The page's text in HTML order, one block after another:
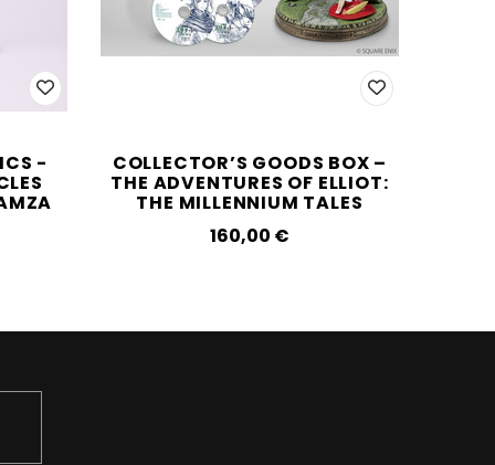
- COLLECTOR’S GOODS BOX –
THE ADVENTURES OF ELLIOT:
THE MILLENNIUM TALES
160,00‎ ‎€